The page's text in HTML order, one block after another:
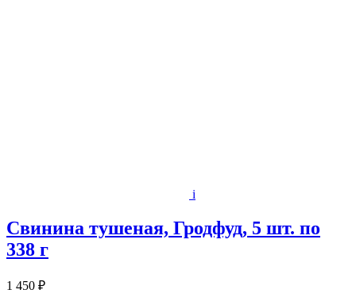
i
Свинина тушеная, Гродфуд, 5 шт. по
338 г
1 450 ₽